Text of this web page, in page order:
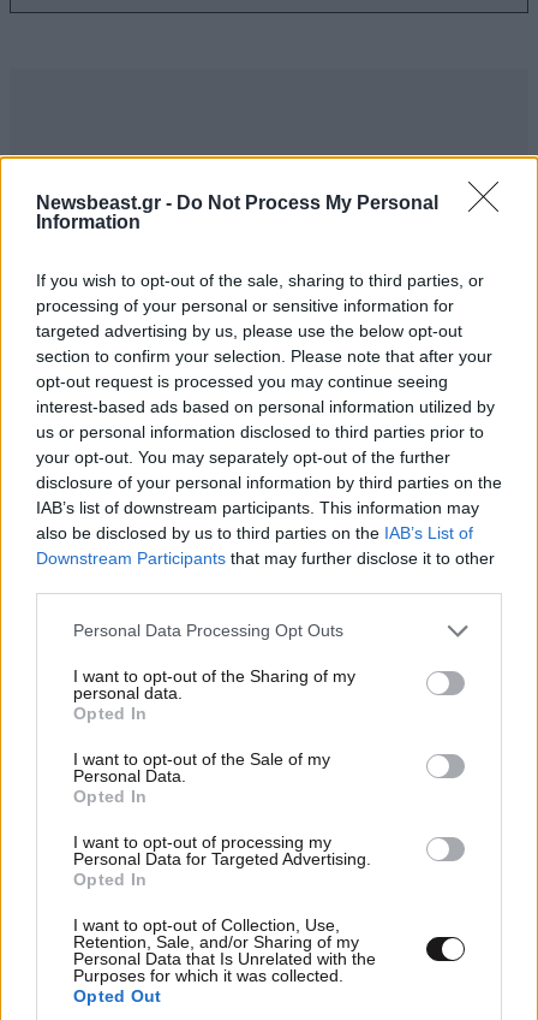
Newsbeast.gr - Do Not Process My Personal
Information
If you wish to opt-out of the sale, sharing to third parties, or
processing of your personal or sensitive information for
targeted advertising by us, please use the below opt-out
section to confirm your selection. Please note that after your
opt-out request is processed you may continue seeing
interest-based ads based on personal information utilized by
us or personal information disclosed to third parties prior to
your opt-out. You may separately opt-out of the further
disclosure of your personal information by third parties on the
IAB’s list of downstream participants. This information may
also be disclosed by us to third parties on the IAB’s List of
Downstream Participants that may further disclose it to other
Please note that this website/app uses one or more Google
not limited to your visit or usage behaviour. You may click to
grant or deny consent to Google and its third-party tags to
use your data for below specified purposes in below Google
consent section.
Personal Data Processing Opt Outs
I want to opt-out of the Sharing of my
personal data.
Opted In
I want to opt-out of the Sale of my
Personal Data.
Opted In
I want to opt-out of processing my
Personal Data for Targeted Advertising.
Opted In
I want to opt-out of Collection, Use,
Retention, Sale, and/or Sharing of my
Personal Data that Is Unrelated with the
Purposes for which it was collected.
Opted Out
6 ΣΧΌΛΙΑ ΑΝΑΓΝΩΣΤΏΝ
Διαβάστε και ακολουθήστε τους κανόνες σχολιασμού